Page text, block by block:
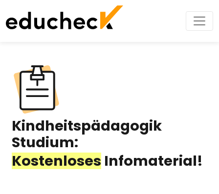
Kindheitspädagogik
Studium:
Kostenloses Infomaterial!